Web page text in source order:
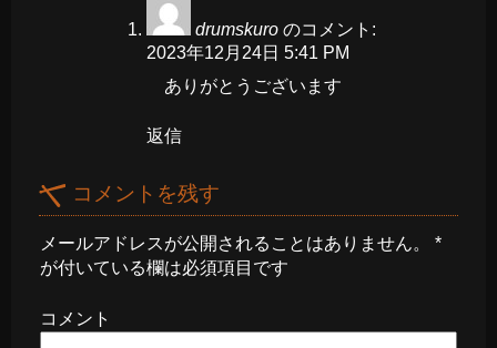
drumskuro のコメント:
2023年12月24日 5:41 PM
ありがとうございます
返信
コメントを残す
メールアドレスが公開されることはありません。
*
が付いている欄は必須項目です
コメント